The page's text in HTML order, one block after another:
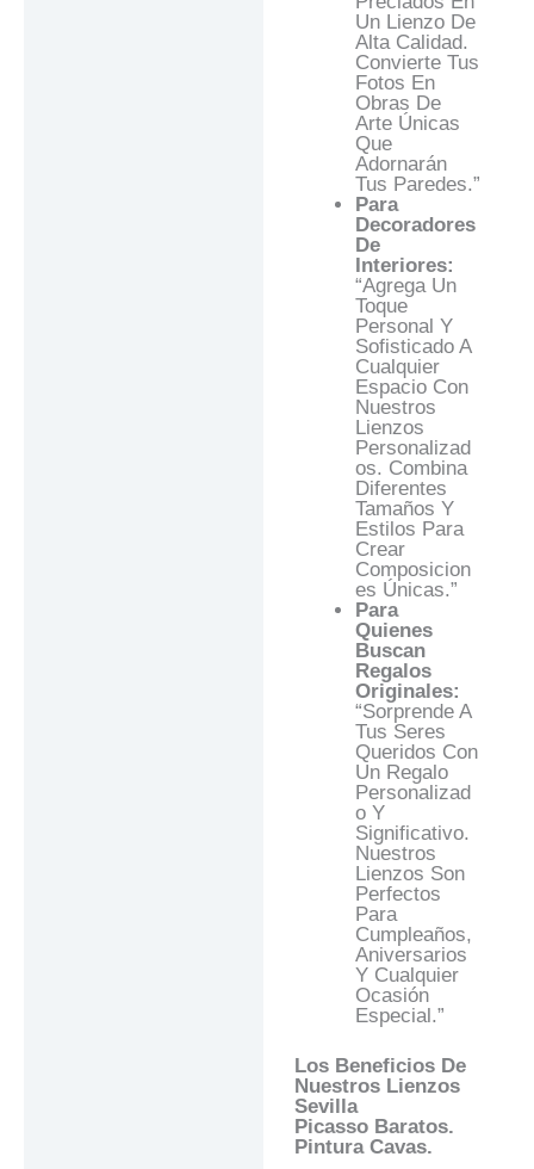
Un Lienzo De
Alta Calidad.
Convierte Tus
Fotos En
Obras De
Arte Únicas
Que
Adornarán
Tus Paredes.”
Para
Decoradores
De
Interiores:
“Agrega Un
Toque
Personal Y
Sofisticado A
Cualquier
Espacio Con
Nuestros
Lienzos
Personalizad
Os. Combina
Diferentes
Tamaños Y
Estilos Para
Crear
Composicion
Es Únicas.”
Para
Quienes
Buscan
Regalos
Originales:
“Sorprende A
Tus Seres
Queridos Con
Un Regalo
Personalizad
O Y
Significativo.
Nuestros
Lienzos Son
Perfectos
Para
Cumpleaños,
Aniversarios
Y Cualquier
Ocasión
Especial.”
Los Beneficios De
Nuestros Lienzos
Sevilla
Picasso Baratos.
Pintura Cavas.